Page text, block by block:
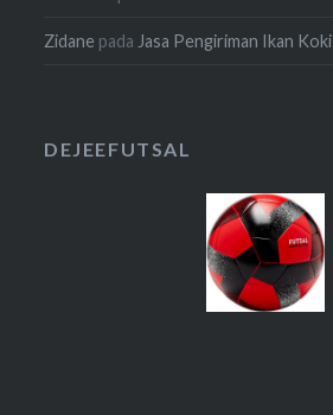
Zidane padaJasa Pengiriman Ikan Koki
DEJEEFUTSAL